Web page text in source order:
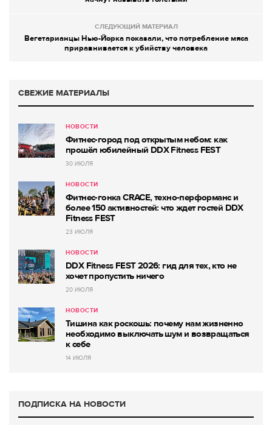
СЛЕДУЮЩИЙ МАТЕРИАЛ
Вегетарианцы Нью-Йорка показали, что потребление мяса
приравнивается к убийству человека
СВЕЖИЕ МАТЕРИАЛЫ
НОВОСТИ
Фитнес-город под открытым небом: как
прошёл юбилейный DDX Fitness FEST
30 ИЮЛЯ
НОВОСТИ
Фитнес-гонка CRACE, техно-перформанс и
более 150 активностей: что ждет гостей DDX
Fitness FEST
23 ИЮЛЯ
НОВОСТИ
DDX Fitness FEST 2026: гид для тех, кто не
хочет пропустить ничего
20 ИЮЛЯ
НОВОСТИ
Тишина как роскошь: почему нам жизненно
необходимо выключать шум и возвращаться
к себе
14 ИЮЛЯ
ПОДПИСКА НА НОВОСТИ